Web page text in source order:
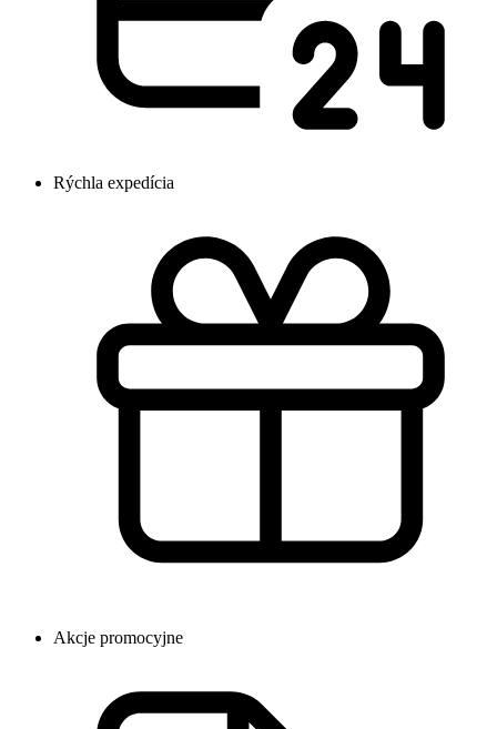
Rýchla expedícia
Akcje promocyjne